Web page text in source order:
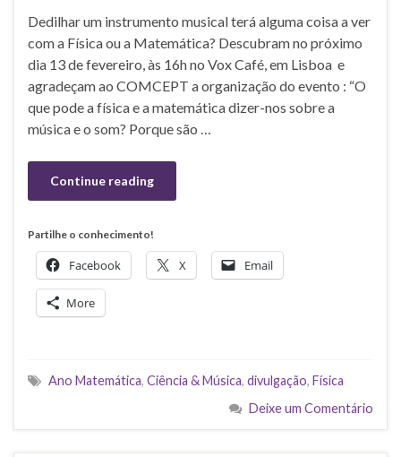
Dedilhar um instrumento musical terá alguma coisa a ver
com a Física ou a Matemática? Descubram no próximo
dia 13 de fevereiro, às 16h no Vox Café, em Lisboa e
agradeçam ao COMCEPT a organização do evento : “O
que pode a física e a matemática dizer-nos sobre a
música e o som? Porque são …
Continue reading
Partilhe o conhecimento!
Facebook X Email
More
Ano Matemática, Ciência & Música, divulgação, Física
Deixe um Comentário